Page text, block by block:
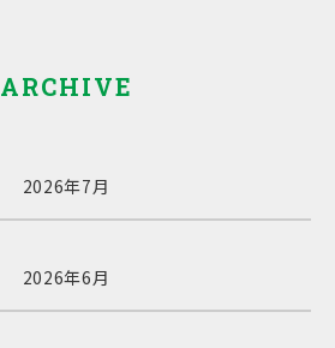
ARCHIVE
2026年7月
2026年6月